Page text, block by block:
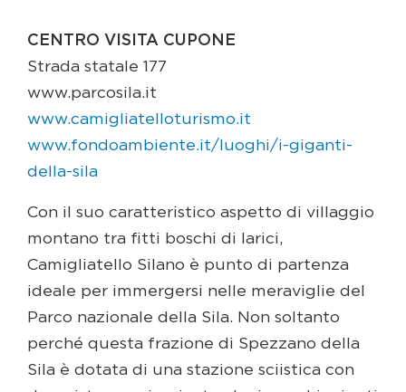
CENTRO VISITA CUPONE
Strada statale 177
www.parcosila.it
www.camigliatelloturismo.it
www.fondoambiente.it/luoghi/i-giganti-
della-sila
Con il suo caratteristico aspetto di villaggio
montano tra fitti boschi di larici,
Camigliatello Silano è punto di partenza
ideale per immergersi nelle meraviglie del
Parco nazionale della Sila. Non soltanto
perché questa frazione di Spezzano della
Sila è dotata di una stazione sciistica con